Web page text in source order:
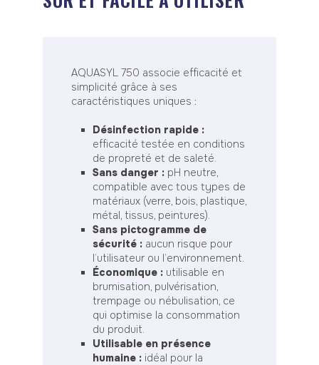
AQUASYL 750 associe efficacité et
simplicité grâce à ses
caractéristiques uniques :
Désinfection rapide :
efficacité testée en conditions
de propreté et de saleté.
Sans danger : pH neutre,
compatible avec tous types de
matériaux (verre, bois, plastique,
métal, tissus, peintures).
Sans pictogramme de
sécurité : aucun risque pour
l’utilisateur ou l’environnement.
Économique : utilisable en
brumisation, pulvérisation,
trempage ou nébulisation, ce
qui optimise la consommation
du produit.
Utilisable en présence
humaine : idéal pour la